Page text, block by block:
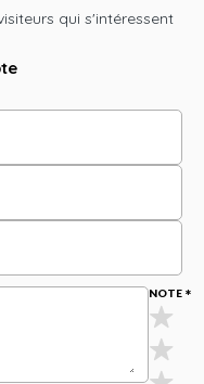
qui s'intéressent
NOTE